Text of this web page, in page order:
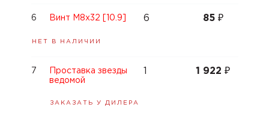
Винт М8x32 [10.9] 6 85 ₽
НЕТ В НАЛИЧИИ
6
Проставка звезды
ведомой
1 922₽
ЗАКАЗАТЬ У ДИЛЕРА
7